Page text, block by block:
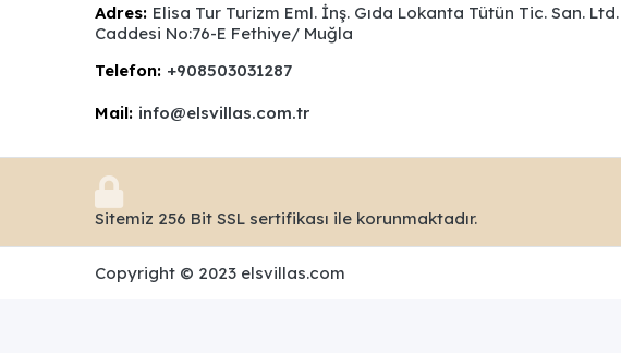
Adres: Elisa Tur Turizm Eml. İnş. Gıda Lokanta Tütün Tic. San.
Caddesi No:76-E Fethiye/ Muğla
Telefon: +908503031287
Mail: info@elsvillas.com.tr
Sitemiz 256 Bit SSL sertifikası ile korunmaktadır.
Copyright © 2023 elsvillas.com